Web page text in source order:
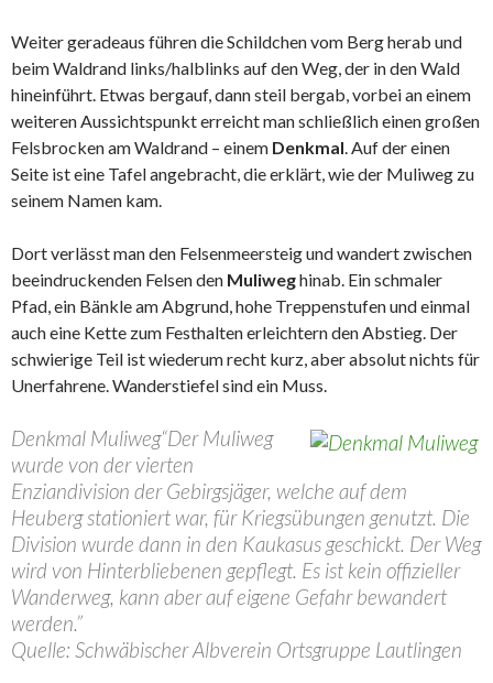
Weiter geradeaus führen die Schildchen vom Berg herab und
beim Waldrand links/halblinks auf den Weg, der in den Wald
hineinführt. Etwas bergauf, dann steil bergab, vorbei an einem
weiteren Aussichtspunkt erreicht man schließlich einen großen
Felsbrocken am Waldrand – einem Denkmal. Auf der einen
Seite ist eine Tafel angebracht, die erklärt, wie der Muliweg zu
seinem Namen kam.
Dort verlässt man den Felsenmeersteig und wandert zwischen
beeindruckenden Felsen den Muliweghinab. Ein schmaler
Pfad, ein Bänkle am Abgrund, hohe Treppenstufen und einmal
auch eine Kette zum Festhalten erleichtern den Abstieg. Der
schwierige Teil ist wiederum recht kurz, aber absolut nichts für
Unerfahrene. Wanderstiefel sind ein Muss.
Denkmal Muliweg“Der Muliweg
wurde von der vierten
Enziandivision der Gebirgsjäger, welche auf dem
Heuberg stationiert war, für Kriegsübungen genutzt. Die
Division wurde dann in den Kaukasus geschickt. Der Weg
wird von Hinterbliebenen gepflegt. Es ist kein offizieller
Wanderweg, kann aber auf eigene Gefahr bewandert
werden.”
Quelle: Schwäbischer Albverein Ortsgruppe Lautlingen